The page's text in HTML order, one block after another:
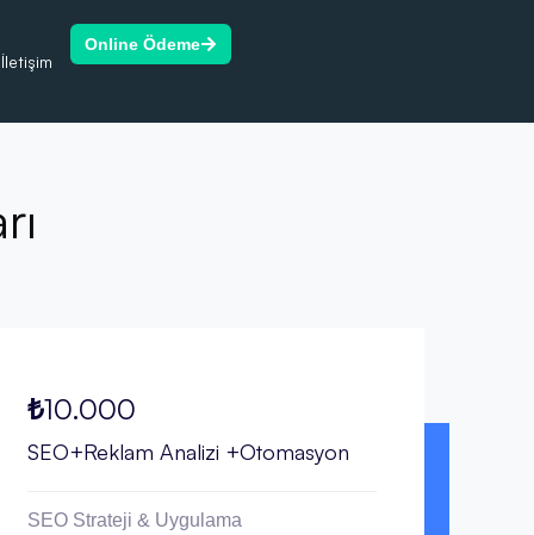
İletişim
Online Ödeme
₺10.000
SEO+Reklam Analizi +Otomasyon
SEO Strateji & Uygulama